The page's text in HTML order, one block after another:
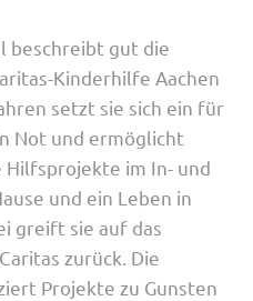
beschreibt gut die
Kinderhilfe Aachen
setzt sie sich ein für
Not und ermöglicht
Hilfsprojekte im In- und
und ein Leben in
greift sie auf das
zurück. Die
Projekte zu Gunsten